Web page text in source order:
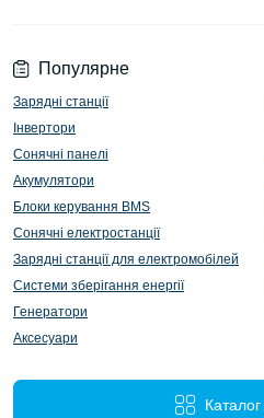
Популярне
Зарядні станції
Інвертори
Сонячні панелі
Акумулятори
Блоки керування BMS
Сонячні електростанції
Зарядні станції для електромобілей
Системи зберігання енергії
Генератори
Аксесуари
Каталог